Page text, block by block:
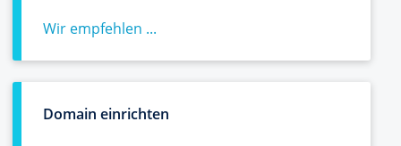
Wir empfehlen ...
Domain einrichten